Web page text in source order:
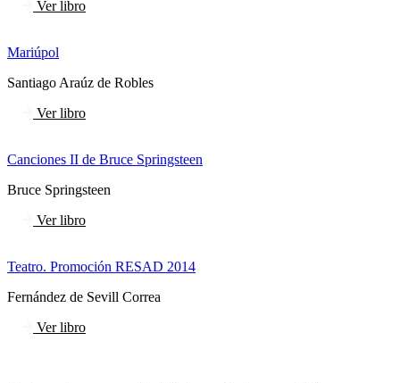
Ver libro
Mariúpol
Santiago Araúz de Robles
Ver libro
Canciones II de Bruce Springsteen
Bruce Springsteen
Ver libro
Teatro. Promoción RESAD 2014
Fernández de Sevill Correa
Ver libro